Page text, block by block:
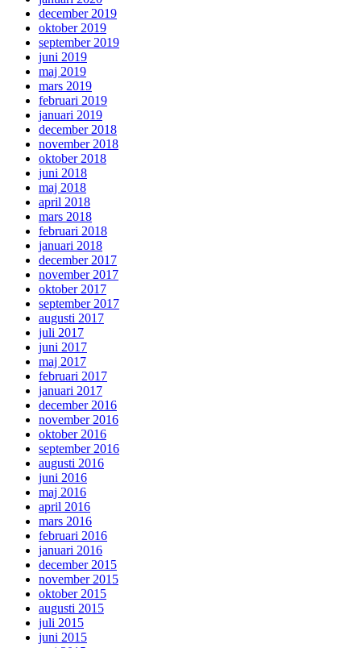
december 2019
oktober 2019
september 2019
juni 2019
maj 2019
mars 2019
februari 2019
januari 2019
december 2018
november 2018
oktober 2018
juni 2018
maj 2018
april 2018
mars 2018
februari 2018
januari 2018
december 2017
november 2017
oktober 2017
september 2017
augusti 2017
juli 2017
juni 2017
maj 2017
februari 2017
januari 2017
december 2016
november 2016
oktober 2016
september 2016
augusti 2016
juni 2016
maj 2016
april 2016
mars 2016
februari 2016
januari 2016
december 2015
november 2015
oktober 2015
augusti 2015
juli 2015
juni 2015